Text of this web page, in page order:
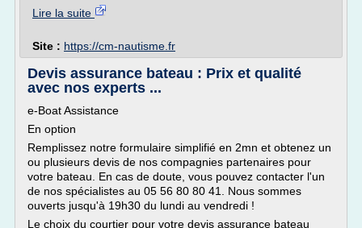
Lire la suite
Site : https://cm-nautisme.fr
Devis assurance bateau : Prix et qualité
avec nos experts ...
e-Boat Assistance
En option
Remplissez notre formulaire simplifié en 2mn et obtenez un
ou plusieurs devis de nos compagnies partenaires pour
votre bateau. En cas de doute, vous pouvez contacter l'un
de nos spécialistes au 05 56 80 80 41. Nous sommes
ouverts jusqu'à 19h30 du lundi au vendredi !
Le choix du courtier pour votre devis assurance bateau